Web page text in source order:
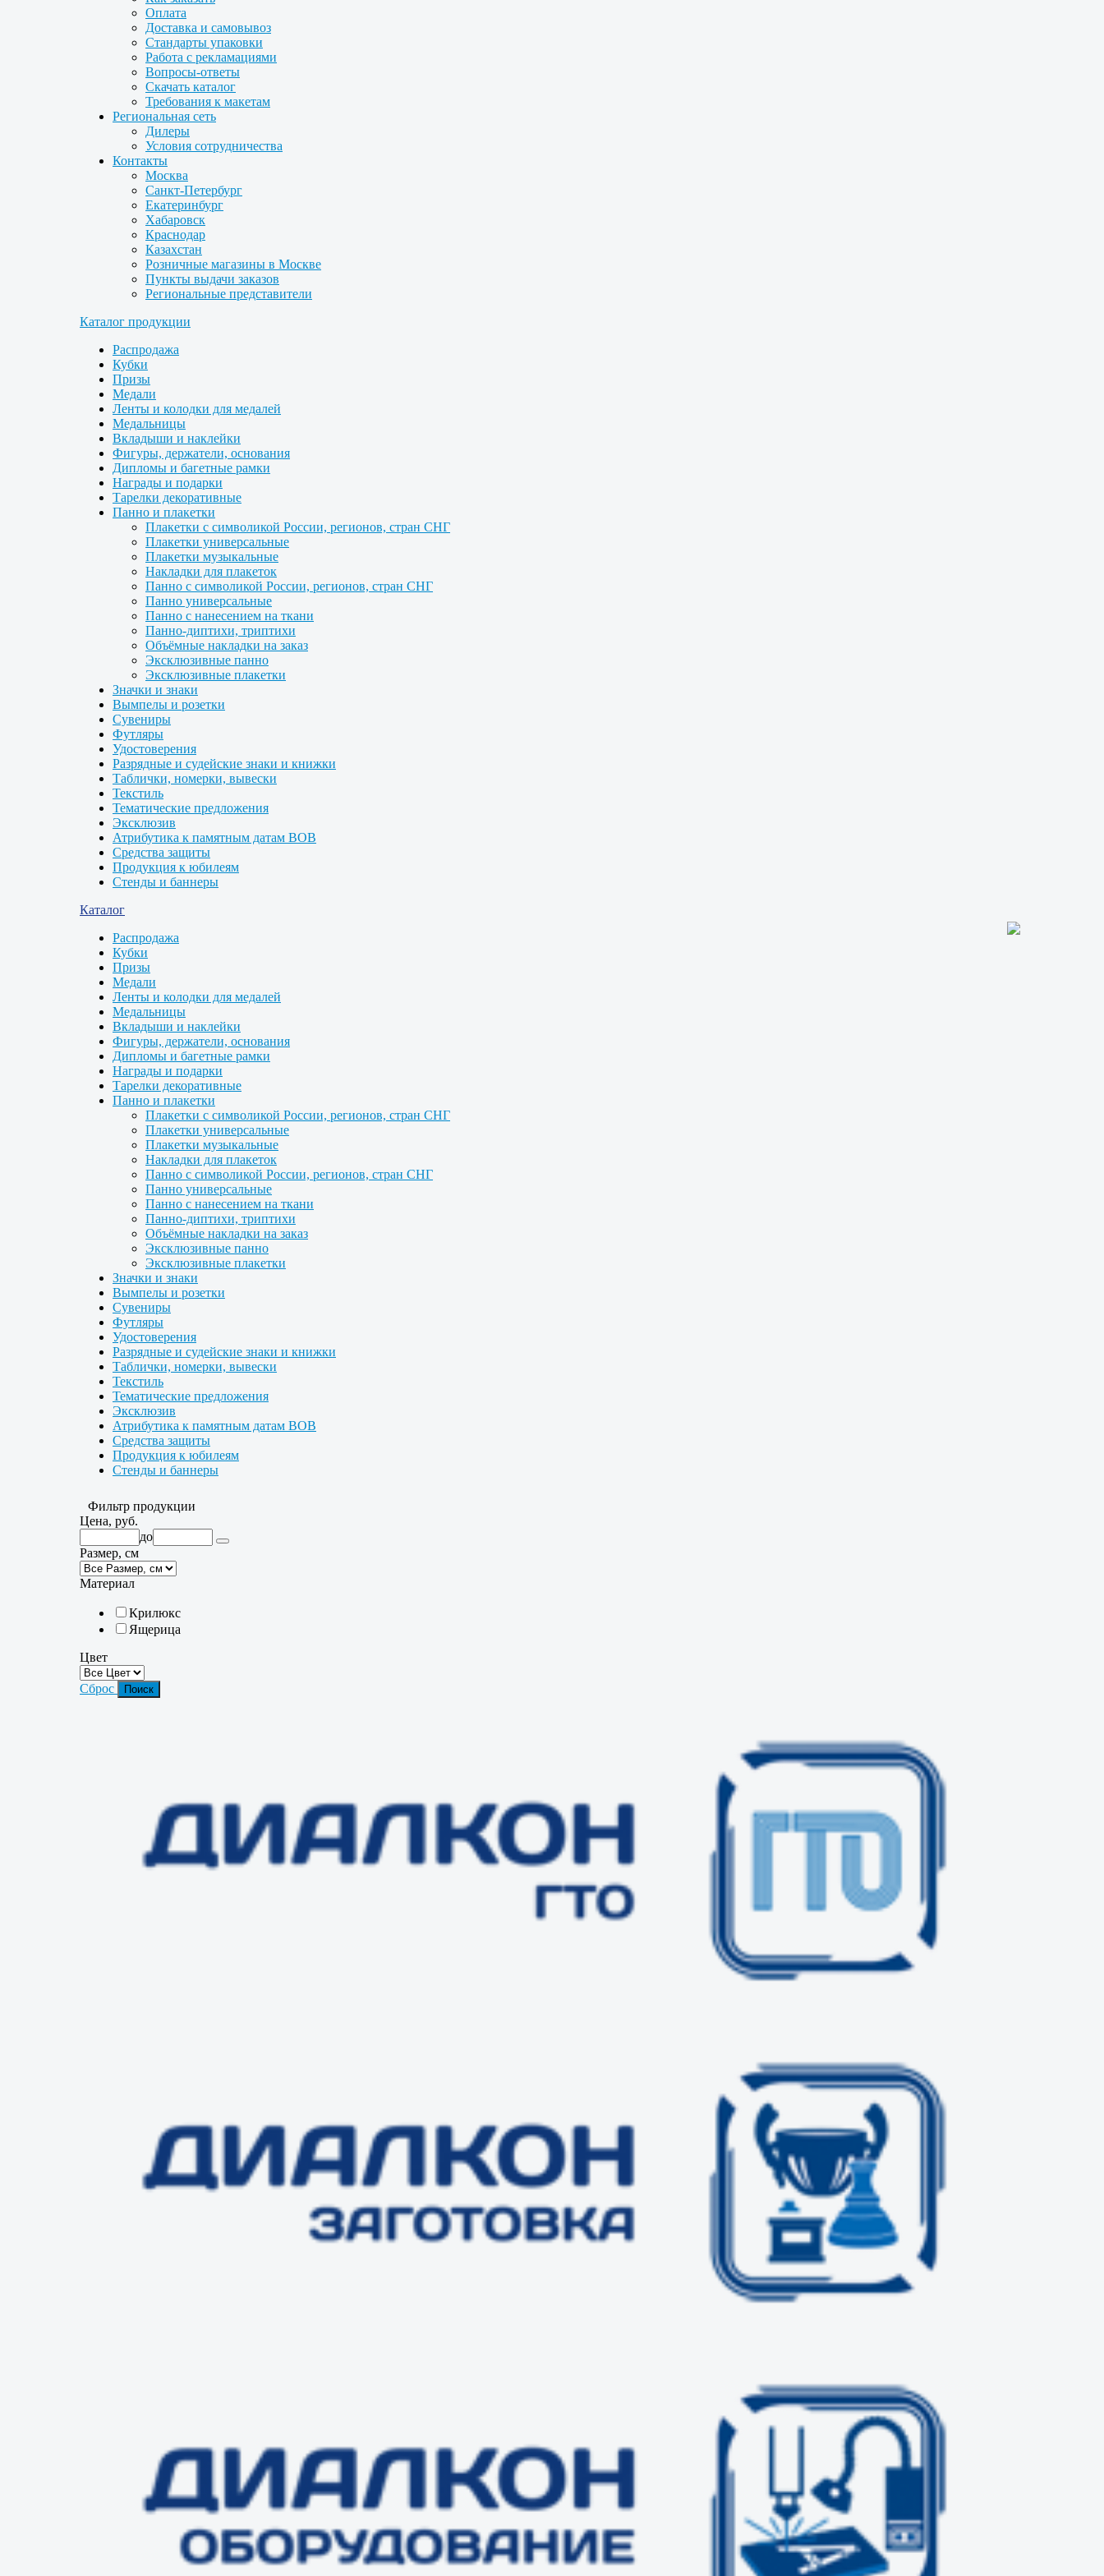
Оплата
Доставка и самовывоз
Стандарты упаковки
Работа с рекламациями
Вопросы-ответы
Скачать каталог
Требования к макетам
Региональная сеть
Дилеры
Условия сотрудничества
Контакты
Москва
Санкт-Петербург
Екатеринбург
Хабаровск
Краснодар
Казахстан
Розничные магазины в Москве
Пункты выдачи заказов
Региональные представители
Каталог продукции
Распродажа
Кубки
Призы
Медали
Ленты и колодки для медалей
Медальницы
Вкладыши и наклейки
Фигуры, держатели, основания
Дипломы и багетные рамки
Награды и подарки
Тарелки декоративные
Панно и плакетки
Плакетки с символикой России, регионов, стран СНГ
Плакетки универсальные
Плакетки музыкальные
Накладки для плакеток
Панно с символикой России, регионов, стран СНГ
Панно универсальные
Панно с нанесением на ткани
Панно-диптихи, триптихи
Объёмные накладки на заказ
Эксклюзивные панно
Эксклюзивные плакетки
Значки и знаки
Вымпелы и розетки
Сувениры
Футляры
Удостоверения
Разрядные и судейские знаки и книжки
Таблички, номерки, вывески
Текстиль
Тематические предложения
Эксклюзив
Атрибутика к памятным датам ВОВ
Средства защиты
Продукция к юбилеям
Стенды и баннеры
Каталог
Распродажа
Кубки
Призы
Медали
Ленты и колодки для медалей
Медальницы
Вкладыши и наклейки
Фигуры, держатели, основания
Дипломы и багетные рамки
Награды и подарки
Тарелки декоративные
Панно и плакетки
Плакетки с символикой России, регионов, стран СНГ
Плакетки универсальные
Плакетки музыкальные
Накладки для плакеток
Панно с символикой России, регионов, стран СНГ
Панно универсальные
Панно с нанесением на ткани
Панно-диптихи, триптихи
Объёмные накладки на заказ
Эксклюзивные панно
Эксклюзивные плакетки
Значки и знаки
Вымпелы и розетки
Сувениры
Футляры
Удостоверения
Разрядные и судейские знаки и книжки
Таблички, номерки, вывески
Текстиль
Тематические предложения
Эксклюзив
Атрибутика к памятным датам ВОВ
Средства защиты
Продукция к юбилеям
Стенды и баннеры
Фильтр продукции
Цена, руб.
до
Размер, см
Материал
Крилюкс
Ящерица
Цвет
Сброс